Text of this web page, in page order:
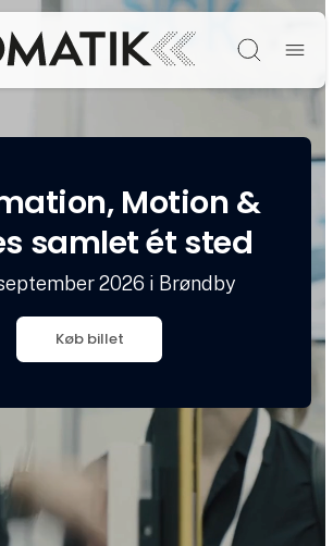
Søg
Motion &
samlet ét sted
september 2026 i Brøndby
Køb billet